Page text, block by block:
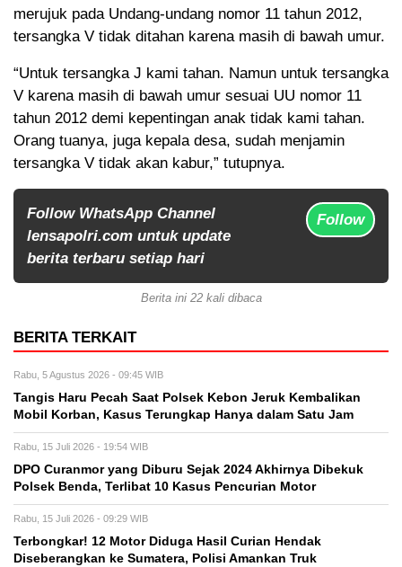
merujuk pada Undang-undang nomor 11 tahun 2012,
tersangka V tidak ditahan karena masih di bawah umur.
“Untuk tersangka J kami tahan. Namun untuk tersangka
V karena masih di bawah umur sesuai UU nomor 11
tahun 2012 demi kepentingan anak tidak kami tahan.
Orang tuanya, juga kepala desa, sudah menjamin
tersangka V tidak akan kabur,” tutupnya.
Follow WhatsApp Channel
lensapolri.com untuk update
berita terbaru setiap hari
Follow
Berita ini 22 kali dibaca
BERITA TERKAIT
Rabu, 5 Agustus 2026 - 09:45 WIB
Tangis Haru Pecah Saat Polsek Kebon Jeruk Kembalikan
Mobil Korban, Kasus Terungkap Hanya dalam Satu Jam
Rabu, 15 Juli 2026 - 19:54 WIB
DPO Curanmor yang Diburu Sejak 2024 Akhirnya Dibekuk
Polsek Benda, Terlibat 10 Kasus Pencurian Motor
Rabu, 15 Juli 2026 - 09:29 WIB
Terbongkar! 12 Motor Diduga Hasil Curian Hendak
Diseberangkan ke Sumatera, Polisi Amankan Truk